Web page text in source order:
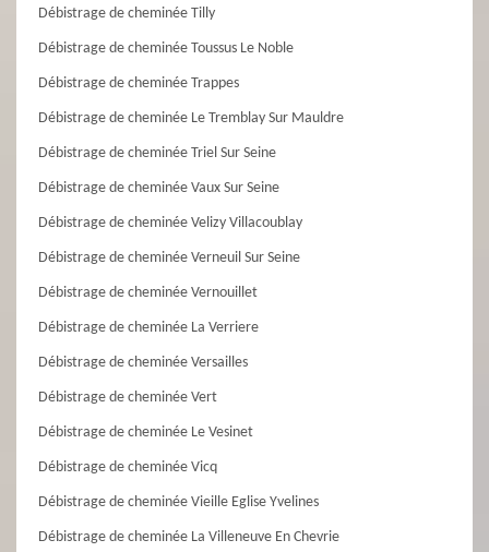
Débistrage de cheminée Tilly
Débistrage de cheminée Toussus Le Noble
Débistrage de cheminée Trappes
Débistrage de cheminée Le Tremblay Sur Mauldre
Débistrage de cheminée Triel Sur Seine
Débistrage de cheminée Vaux Sur Seine
Débistrage de cheminée Velizy Villacoublay
Débistrage de cheminée Verneuil Sur Seine
Débistrage de cheminée Vernouillet
Débistrage de cheminée La Verriere
Débistrage de cheminée Versailles
Débistrage de cheminée Vert
Débistrage de cheminée Le Vesinet
Débistrage de cheminée Vicq
Débistrage de cheminée Vieille Eglise Yvelines
Débistrage de cheminée La Villeneuve En Chevrie